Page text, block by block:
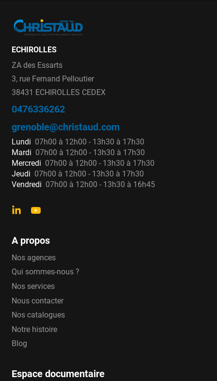
ECHIROLLES
ZA des Essarts
3, rue Fernand Pelloutier
38431 ECHIROLLES CEDEX
0476336262
grenoble@christaud.com
Lundi 07h00 à 12h00 - 13h30 à 17h30
Mardi 07h00 à 12h00 - 13h30 à 17h30
Mercredi 07h00 à 12h00 - 13h30 à 17h30
Jeudi 07h00 à 12h00 - 13h30 à 17h30
Vendredi 07h00 à 12h00 - 13h30 à 16h45
A propos
Nos agences
Qui sommes-nous ?
Nos services
Nous contacter
Nos catalogues
Notre histoire
Blog
Espace documentaire